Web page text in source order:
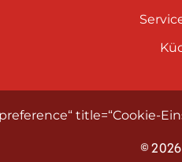
title=“Cookie-
©